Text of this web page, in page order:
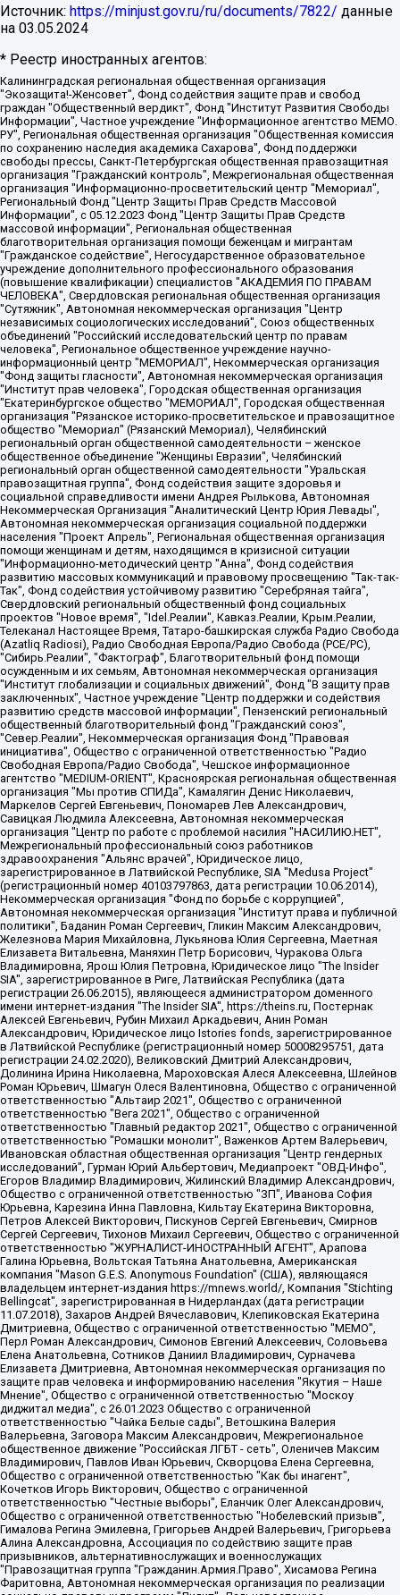
Источник: https://minjust.gov.ru/ru/documents/7822/ данные
на 03.05.2024
* Реестр иностранных агентов:
Калининградская региональная общественная организация "Экозащита!-Женсовет", Фонд содействия защите прав и свобод граждан "Общественный вердикт", Фонд "Институт Развития Свободы Информации", Частное учреждение "Информационное агентство МЕМО. РУ", Региональная общественная организация "Общественная комиссия по сохранению наследия академика Сахарова", Фонд поддержки свободы прессы, Санкт-Петербургская общественная правозащитная организация "Гражданский контроль", Межрегиональная общественная организация "Информационно-просветительский центр "Мемориал", Региональный Фонд "Центр Защиты Прав Средств Массовой Информации", с 05.12.2023 Фонд "Центр Защиты Прав Средств массовой информации", Региональная общественная благотворительная организация помощи беженцам и мигрантам "Гражданское содействие", Негосударственное образовательное учреждение дополнительного профессионального образования (повышение квалификации) специалистов "АКАДЕМИЯ ПО ПРАВАМ ЧЕЛОВЕКА", Свердловская региональная общественная организация "Сутяжник", Автономная некоммерческая организация "Центр независимых социологических исследований", Союз общественных объединений "Российский исследовательский центр по правам человека", Региональное общественное учреждение научно-информационный центр "МЕМОРИАЛ", Некоммерческая организация "Фонд защиты гласности", Автономная некоммерческая организация "Институт прав человека", Городская общественная организация "Екатеринбургское общество "МЕМОРИАЛ", Городская общественная организация "Рязанское историко-просветительское и правозащитное общество "Мемориал" (Рязанский Мемориал), Челябинский региональный орган общественной самодеятельности – женское общественное объединение "Женщины Евразии", Челябинский региональный орган общественной самодеятельности "Уральская правозащитная группа", Фонд содействия защите здоровья и социальной справедливости имени Андрея Рылькова, Автономная Некоммерческая Организация "Аналитический Центр Юрия Левады", Автономная некоммерческая организация социальной поддержки населения "Проект Апрель", Региональная общественная организация помощи женщинам и детям, находящимся в кризисной ситуации "Информационно-методический центр "Анна", Фонд содействия развитию массовых коммуникаций и правовому просвещению "Так-так-Так", Фонд содействия устойчивому развитию "Серебряная тайга", Свердловский региональный общественный фонд социальных проектов "Новое время", "Idel.Реалии", Кавказ.Реалии, Крым.Реалии, Телеканал Настоящее Время, Татаро-башкирская служба Радио Свобода (Azatliq Radiosi), Радио Свободная Европа/Радио Свобода (PCE/PC), "Сибирь.Реалии", "Фактограф", Благотворительный фонд помощи осужденным и их семьям, Автономная некоммерческая организация "Институт глобализации и социальных движений", Фонд "В защиту прав заключенных", Частное учреждение "Центр поддержки и содействия развитию средств массовой информации", Пензенский региональный общественный благотворительный фонд "Гражданский союз", "Север.Реалии", Некоммерческая организация Фонд "Правовая инициатива", Общество с ограниченной ответственностью "Радио Свободная Европа/Радио Свобода", Чешское информационное агентство "MEDIUM-ORIENT", Красноярская региональная общественная организация "Мы против СПИДа", Камалягин Денис Николаевич, Маркелов Сергей Евгеньевич, Пономарев Лев Александрович, Савицкая Людмила Алексеевна, Автономная некоммерческая организация "Центр по работе с проблемой насилия "НАСИЛИЮ.НЕТ", Межрегиональный профессиональный союз работников здравоохранения "Альянс врачей", Юридическое лицо, зарегистрированное в Латвийской Республике, SIA "Medusa Project" (регистрационный номер 40103797863, дата регистрации 10.06.2014), Некоммерческая организация "Фонд по борьбе с коррупцией", Автономная некоммерческая организация "Институт права и публичной политики", Баданин Роман Сергеевич, Гликин Максим Александрович, Железнова Мария Михайловна, Лукьянова Юлия Сергеевна, Маетная Елизавета Витальевна, Маняхин Петр Борисович, Чуракова Ольга Владимировна, Ярош Юлия Петровна, Юридическое лицо "The Insider SIA", зарегистрированное в Риге, Латвийская Республика (дата регистрации 26.06.2015), являющееся администратором доменного имени интернет-издания "The Insider SIA", https://theins.ru, Постернак Алексей Евгеньевич, Рубин Михаил Аркадьевич, Анин Роман Александрович, Юридическое лицо Istories fonds, зарегистрированное в Латвийской Республике (регистрационный номер 50008295751, дата регистрации 24.02.2020), Великовский Дмитрий Александрович, Долинина Ирина Николаевна, Мароховская Алеся Алексеевна, Шлейнов Роман Юрьевич, Шмагун Олеся Валентиновна, Общество с ограниченной ответственностью "Альтаир 2021", Общество с ограниченной ответственностью "Вега 2021", Общество с ограниченной ответственностью "Главный редактор 2021", Общество с ограниченной ответственностью "Ромашки монолит", Важенков Артем Валерьевич, Ивановская областная общественная организация "Центр гендерных исследований", Гурман Юрий Альбертович, Медиапроект "ОВД-Инфо", Егоров Владимир Владимирович, Жилинский Владимир Александрович, Общество с ограниченной ответственностью "ЗП", Иванова София Юрьевна, Карезина Инна Павловна, Кильтау Екатерина Викторовна, Петров Алексей Викторович, Пискунов Сергей Евгеньевич, Смирнов Сергей Сергеевич, Тихонов Михаил Сергеевич, Общество с ограниченной ответственностью "ЖУРНАЛИСТ-ИНОСТРАННЫЙ АГЕНТ", Арапова Галина Юрьевна, Вольтская Татьяна Анатольевна, Американская компания "Mason G.E.S. Anonymous Foundation" (США), являющаяся владельцем интернет-издания https://mnews.world/, Компания "Stichting Bellingcat", зарегистрированная в Нидерландах (дата регистрации 11.07.2018), Захаров Андрей Вячеславович, Клепиковская Екатерина Дмитриевна, Общество с ограниченной ответственностью "МЕМО", Перл Роман Александрович, Симонов Евгений Алексеевич, Соловьева Елена Анатольевна, Сотников Даниил Владимирович, Сурначева Елизавета Дмитриевна, Автономная некоммерческая организация по защите прав человека и информированию населения "Якутия – Наше Мнение", Общество с ограниченной ответственностью "Москоу диджитал медиа", с 26.01.2023 Общество с ограниченной ответственностью "Чайка Белые сады", Ветошкина Валерия Валерьевна, Заговора Максим Александрович, Межрегиональное общественное движение "Российская ЛГБТ - сеть", Оленичев Максим Владимирович, Павлов Иван Юрьевич, Скворцова Елена Сергеевна, Общество с ограниченной ответственностью "Как бы инагент", Кочетков Игорь Викторович, Общество с ограниченной ответственностью "Честные выборы", Еланчик Олег Александрович, Общество с ограниченной ответственностью "Нобелевский призыв", Гималова Регина Эмилевна, Григорьев Андрей Валерьевич, Григорьева Алина Александровна, Ассоциация по содействию защите прав призывников, альтернативнослужащих и военнослужащих "Правозащитная группа "Гражданин.Армия.Право", Хисамова Регина Фаритовна, Автономная некоммерческая организация по реализации социально-правовых программ "Лилит", Дальневосточное общественное движение "Маяк", Санкт-Петербургская ЛГБТ-инициативная группа "Выход", Инициативная группа ЛГБТ+ "Реверс", Алексеев Андрей Викторович, Бекбулатова Таисия Львовна, Беляев Иван Михайлович, Владыкина Елена Сергеевна, Гельман Марат Александрович, Никульшина Вероника Юрьевна, Толоконникова Надежда Андреевна, Шендерович Виктор Анатольевич, Общество с ограниченной ответственностью "Данное сообщение", Общество с ограниченной ответственностью Издательский дом "Новая глава", Айнбиндер Александра Александровна, Московский комьюнити-центр для ЛГБТ+инициатив, Благотворительный фонд развития филантропии, Deutsche Welle (Германия, Kurt-Schumacher-Strasse 3, 53113 Bonn), Борзунова Мария Михайловна, Воробьев Виктор Викторович, Голубева Анна Львовна, Константинова Алла Михайловна, Малкова Ирина Владимировна, Мурадов Мурад Абдулгалимович, Осетинская Елизавета Николаевна, Понасенков Евгений Николаевич, Ганапольский Матвей Юрьевич, Киселев Евгений Алексеевич, Борухович Ирина Григорьевна, Дремин Иван Тимофеевич, Дубровский Дмитрий Викторович, Красноярская региональная общественная организация поддержки и развития альтернативных образовательных технологий и межкультурных коммуникаций "ИНТЕРРА", Маяковская Екатерина Алексеевна, Фейгин Марк Захарович, Филимонов Андрей Викторович, Дзугкоева Регина Николаевна, Доброхотов Роман Александрович, Дудь Юрий Александрович, Елкин Сергей Владимирович, Кругликов Кирилл Игоревич, Сабунаева Мария Леонидовна, Семенов Алексей Владимирович, Шаинян Карен Багратович, Шульман Екатерина Михайловна, Асафьев Артур Валерьевич, Вахштайн Виктор Семенович, Венедиктов Алексей Алексеевич, Лушникова Екатерина Евгеньевна, Волков Леонид Михайлович, Невзоров Александр Глебович, Пархоменко Сергей Борисович, Сироткин Ярослав Николаевич, Кара-Мурза Владимир Владимирович, Баранова Наталья Владимировна, Гозман Леонид Яковлевич, Кагарлицкий Борис Юльевич, Климарев Михаил Валерьевич, Милов Владимир Станиславович, Автономная некоммерческая организация Краснодарский центр современного искусства "Типография", Моргенштерн Алишер Тагирович, Соболь Любовь Эдуардовна, Общество с ограниченной ответственностью "ЛИЗА НОРМ", Каспаров Гарри Кимович, Ходорковский Михаил Борисович, Общество с ограниченной ответственностью "Апрельские тезисы", Данилович Ирина Брониславовна, Кашин Олег Владимирович, Петров Николай Владимирович, Пивоваров Алексей Владимирович, Соколов Михаил Владимирович, Цветкова Юлия Владимировна, Чичваркин Евгений Александрович, Комитет против пыток/Команда против пыток, Общество с ограниченной ответственностью "Первый научный", Общество с ограниченной ответственностью "Вертолет и ко", Белоцерковская Вероника Борисовна, Кац Максим Евгеньевич, Лазарева Татьяна Юрьевна, Шаведдинов Руслан Табризович, Яшин Илья Валерьевич, Общество с ограниченной ответственностью "Иноагент ААВ", Алешковский Дмитрий Петрович, Альбац Евгения Марковна, Быков Дмитрий Львович, Галямина Юлия Евгеньевна, Лойко Сергей Леонидович, Мартынов Кирилл Константинович, Медведев Сергей Александрович, Крашенинников Федор Геннадиевич, Гордеева Катерина Вл